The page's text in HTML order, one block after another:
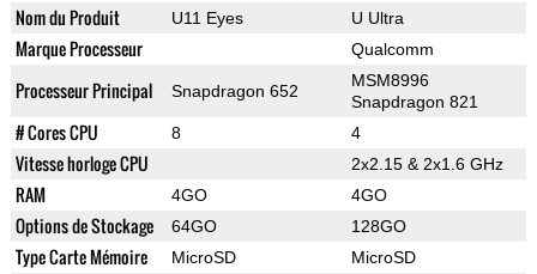
Nom du Produit U11 Eyes U Ultra
Marque Processeur Qualcomm
Processeur Principal Snapdragon 652
MSM8996
Snapdragon 821
# Cores CPU 8 4
Vitesse horloge CPU 2x2.15 & 2x1.6 GHz
RAM 4GO 4GO
Options de Stockage 64GO 128GO
Type Carte Mémoire MicroSD MicroSD